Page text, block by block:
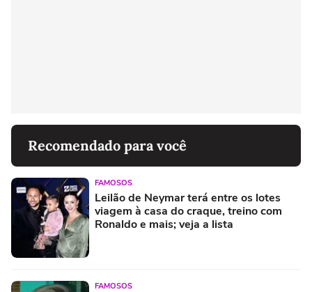
Recomendado para você
FAMOSOS
Leilão de Neymar terá entre os lotes
viagem à casa do craque, treino com
Ronaldo e mais; veja a lista
FAMOSOS